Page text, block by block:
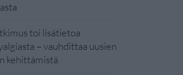
toi lisätietoa
– vauhdittaa uusien
kehittämistä